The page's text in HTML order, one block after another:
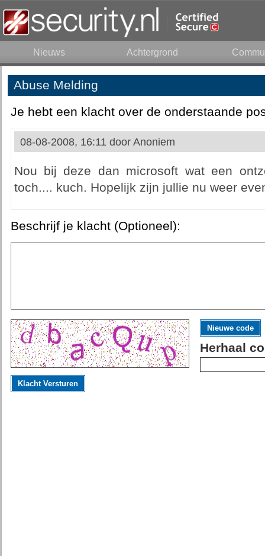
Nieuws Achtergrond
Abuse Melding
Je hebt een klacht over de onderstaande
08-08-2008, 16:11 door Anoniem
Nou bij deze dan microsoft wat een
toch.... kuch. Hopelijk zijn jullie nu weer
Beschrijf je klacht (Optioneel):
Nieuwe code
Herhaal
Klacht Versturen